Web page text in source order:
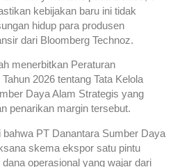
kebijakan baru ini tidak
hidup para produsen
dari Bloomberg Technoz.
menerbitkan Peraturan
2026 tentang Tata Kelola
Daya Alam Strategis yang
penarikan margin tersebut.
bahwa PT Danantara Sumber Daya
skema ekspor satu pintu
operasional yang wajar dari